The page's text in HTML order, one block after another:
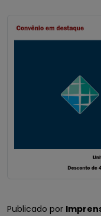
Publicado por